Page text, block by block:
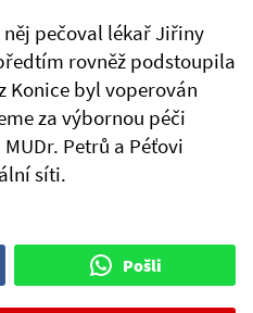
pečoval lékař Jiřiny
rovněž podstoupila
Konice byl voperován
za výbornou péči
Petrů a Péťovi
síti.
Pošli